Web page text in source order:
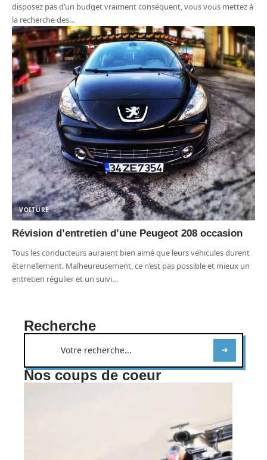
disposez pas d’un budget vraiment conséquent, vous vous mettez à
la recherche des…
VOITURE
Révision d’entretien d’une Peugeot 208 occasion
Tous les conducteurs auraient bien aimé que leurs véhicules durent
éternellement. Malheureusement, ce n’est pas possible et mieux un
entretien régulier et un suivi…
Recherche
Nos coups de coeur